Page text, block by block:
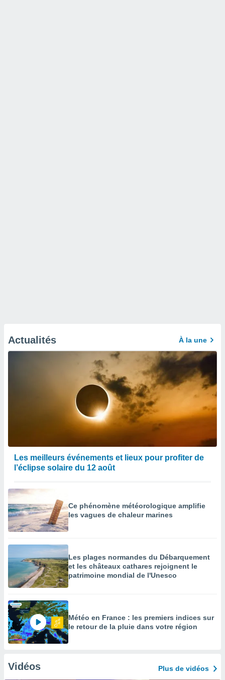
Actualités À la une
Les meilleurs événements et lieux pour profiter de
l’éclipse solaire du 12 août
Ce phénomène météorologique amplifie
les vagues de chaleur marines
Les plages normandes du Débarquement
et les châteaux cathares rejoignent le
patrimoine mondial de l'Unesco
Météo en France : les premiers indices sur
le retour de la pluie dans votre région
Vidéos Plus de vidéos